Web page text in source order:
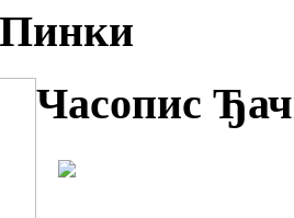
Часопис